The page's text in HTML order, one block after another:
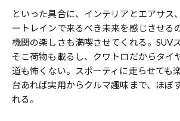
といった具合に、インテリアとエアサス
ートレインで来るべき未来を感じさせる
機関の楽しさも満喫させてくれる。SUV
そこ荷物も載るし、クワトロだからタイ
道も怖くない。スポーティに走らせても
台あれば実用からクルマ趣味まで、ほぼ
れる。